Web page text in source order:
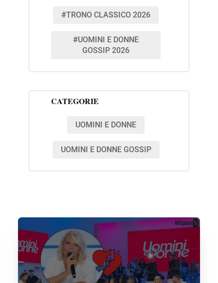
#TRONO CLASSICO 2026
#UOMINI E DONNE
GOSSIP 2026
CATEGORIE
UOMINI E DONNE
UOMINI E DONNE GOSSIP